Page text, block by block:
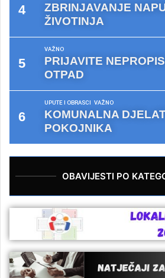
ZBRINJAVANJE
ŽIVOTINJA
VAŽNO
PRIJAVITE
OTPAD
UPUTE I OBRASCI VAŽNO
KOMUNALNA
POKOJNIKA
OBAVIJESTI PO